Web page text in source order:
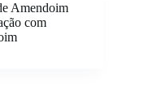
Amendoim
com